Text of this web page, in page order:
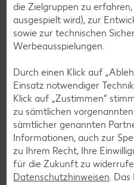
Muffin-Rezepte
Apfelkuchen-Rezepte
Schokokuchen-Rezepte
Torten-Rezepte
Eis-Rezepte
Pfannkuchen-Rezepte
Plätzchen-Rezepte
die Zielgruppen zu
ausgespielt wird), zur
sowie zur technischen
Werbeausspielungen.
Durch einen Klick auf
Einsatz notwendiger
Klick auf „Zustimmen“
zu sämtlichen
sämtlicher genannten
Informationen, auch zur
zu Ihrem Recht, Ihre
für die Zukunft zu
Datenschutzhinweisen .